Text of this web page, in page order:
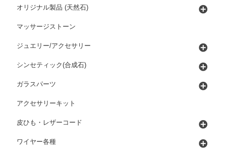
オリジナル製品 (天然石)
マッサージストーン
ジュエリー/アクセサリー
シンセティック(合成石)
ガラスパーツ
アクセサリーキット
皮ひも・レザーコード
ワイヤー各種